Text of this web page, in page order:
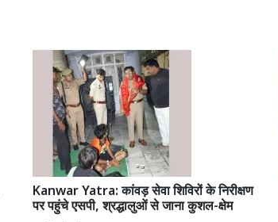
Kanwar Yatra: कांवड़ सेवा शिविरों के निरीक्षण
पर पहुंचे एसपी, श्रद्धालुओं से जाना कुशल-क्षेम